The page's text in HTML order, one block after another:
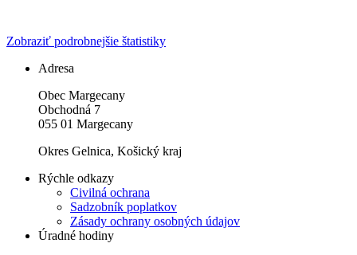
Zobraziť podrobnejšie štatistiky
Adresa
Obec Margecany
Obchodná 7
055 01 Margecany
Okres Gelnica, Košický kraj
Rýchle odkazy
Civilná ochrana
Sadzobník poplatkov
Zásady ochrany osobných údajov
Úradné hodiny